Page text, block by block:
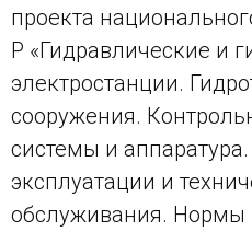
проекта
Р «Гидравлические и
электростанции.
сооружения.
системы и
эксплуатации и
обслуживания. Нормы